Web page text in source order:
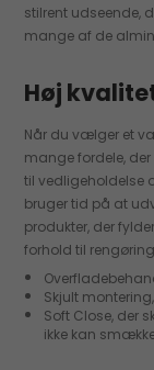
stilrent udseende,
mange af de
Høj
Når du vælger et
mange fordele,
til vedligeholdelse
bruger tid på at
produkter, der
forhold til
Skjult
Soft Close, der
ikke kan